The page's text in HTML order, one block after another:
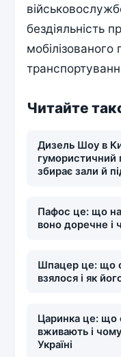
бездіяльність
мобілізованого
Читайте
Дизель Шоу в
гумористичний
збирає зали й
Пафос це: що
воно доречне і
Шпацер це: що
взялося і як
Царинка це: що
вживають і
Україні